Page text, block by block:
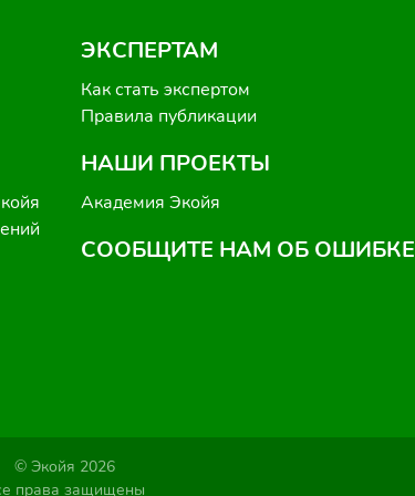
ЭКСПЕРТАМ
Как стать экспертом
Правила публикации
НАШИ ПРОЕКТЫ
Академия Экойя
СООБЩИТЕ НАМ ОБ ОШИБКЕ
© Экойя 2026
права защищены